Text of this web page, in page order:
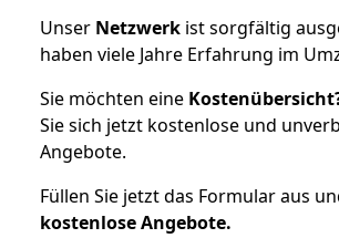
Unser Netzwerk ist sorgfältig
haben viele Jahre Erfahrung im
Sie möchten eine
Sie sich jetzt kostenlose und
Angebote.
Füllen Sie jetzt das Formular aus
kostenloseAngebote.